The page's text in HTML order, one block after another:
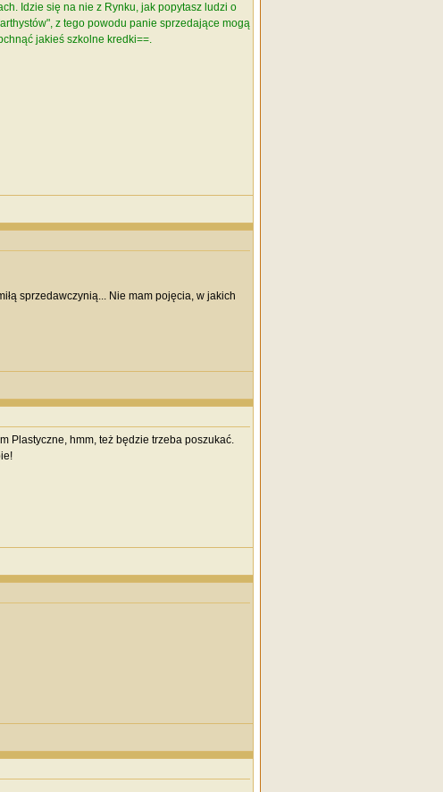
Idzie się na nie z Rynku, jak popytasz ludzi o
z tego powodu panie sprzedające mogą
jakieś szkolne kredki==.
sprzedawczynią... Nie mam pojęcia, w jakich
Plastyczne, hmm, też będzie trzeba poszukać.